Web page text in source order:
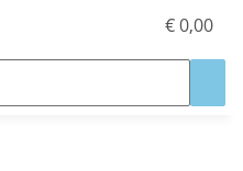
€ 0,00